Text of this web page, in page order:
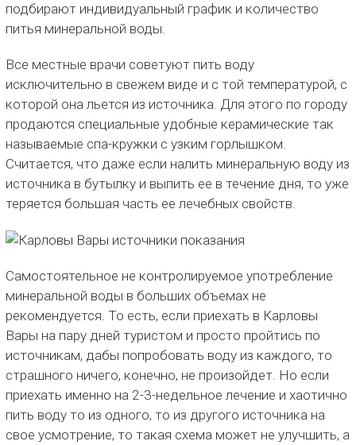
подбирают индивидуальный график и количество
питья минеральной воды.
Все местные врачи советуют пить воду
исключительно в свежем виде и с той температурой, с
которой она льется из источника. Для этого по городу
продаются специальные удобные керамические так
называемые спа-кружки с узким горлышком.
Считается, что даже если налить минеральную воду из
источника в бутылку и выпить ее в течение дня, то уже
теряется большая часть ее лечебных свойств.
Самостоятельное не контролируемое употребление
минеральной воды в больших объемах не
рекомендуется. То есть, если приехать в Карловы
Вары на пару дней туристом и просто пройтись по
источникам, дабы попробовать воду из каждого, то
страшного ничего, конечно, не произойдет. Но если
приехать именно на 2-3-недельное лечение и хаотично
пить воду то из одного, то из другого источника на
свое усмотрение, то такая схема может не улучшить, а